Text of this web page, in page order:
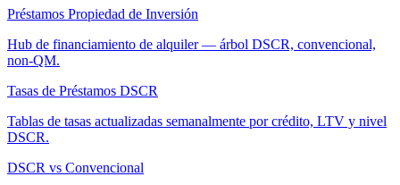
Préstamos Propiedad de Inversión
Hub de financiamiento de alquiler — árbol DSCR, convencional,
non-QM.
Tasas de Préstamos DSCR
Tablas de tasas actualizadas semanalmente por crédito, LTV y nivel
DSCR.
DSCR vs Convencional